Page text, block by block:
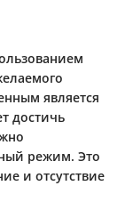
является
достичь
режим. Это
и отсутствие